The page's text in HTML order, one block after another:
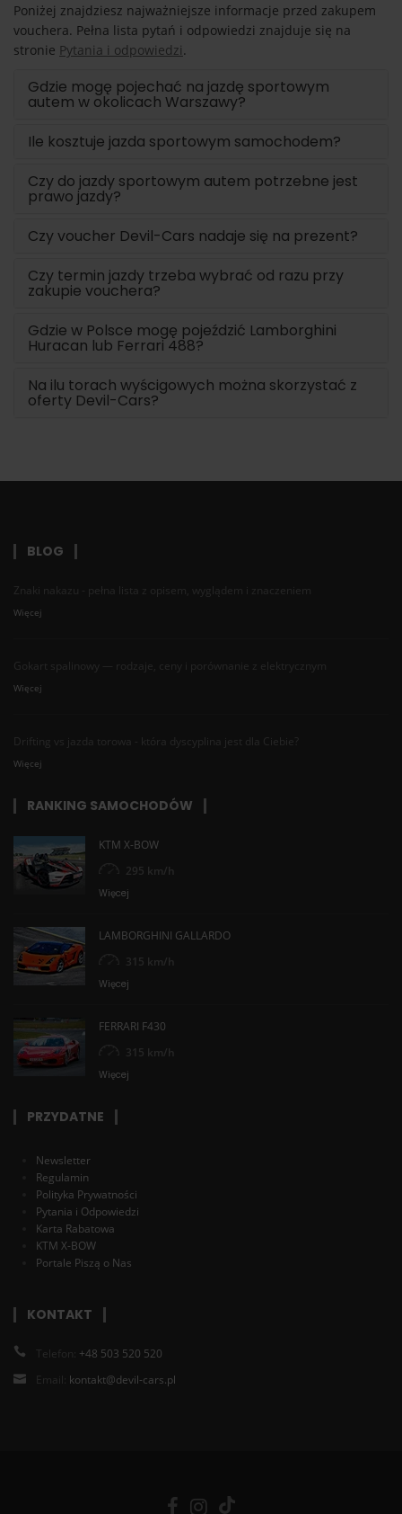
Poniżej znajdziesz najważniejsze informacje przed zakupem
vouchera. Pełna lista pytań i odpowiedzi znajduje się na
stronie Pytania i odpowiedzi.
Gdzie mogę pojechać na jazdę sportowym
autem w okolicach Warszawy?
Ile kosztuje jazda sportowym samochodem?
Czy do jazdy sportowym autem potrzebne jest
prawo jazdy?
Czy voucher Devil-Cars nadaje się na prezent?
Czy termin jazdy trzeba wybrać od razu przy
zakupie vouchera?
Gdzie w Polsce mogę pojeździć Lamborghini
Huracan lub Ferrari 488?
Na ilu torach wyścigowych można skorzystać z
oferty Devil-Cars?
BLOG
Znaki nakazu - pełna lista z opisem, wyglądem i znaczeniem
Więcej
Gokart spalinowy — rodzaje, ceny i porównanie z elektrycznym
Więcej
Drifting vs jazda torowa - która dyscyplina jest dla Ciebie?
Więcej
RANKING SAMOCHODÓW
KTM X-BOW
295 km/h
Więcej
LAMBORGHINI GALLARDO
315 km/h
Więcej
FERRARI F430
315 km/h
Więcej
PRZYDATNE
Newsletter
Regulamin
Polityka Prywatności
Pytania i Odpowiedzi
Karta Rabatowa
KTM X-BOW
Portale Piszą o Nas
KONTAKT
Telefon: +48 503 520 520
Email: kontakt@devil-cars.pl